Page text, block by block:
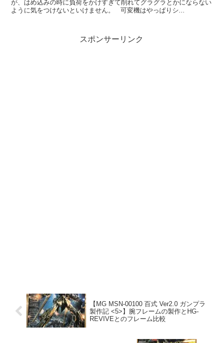
が、はめ込みの時に負荷をかけすぎて削れてグラグラとかにならない
ように気をつけないといけません。 可変機はやっぱりシ...
スポンサーリンク
【MG MSN-00100 百式 Ver2.0 ガンプラ
製作記 <5>】腕フレームの製作とHG-
REVIVEとのフレーム比較